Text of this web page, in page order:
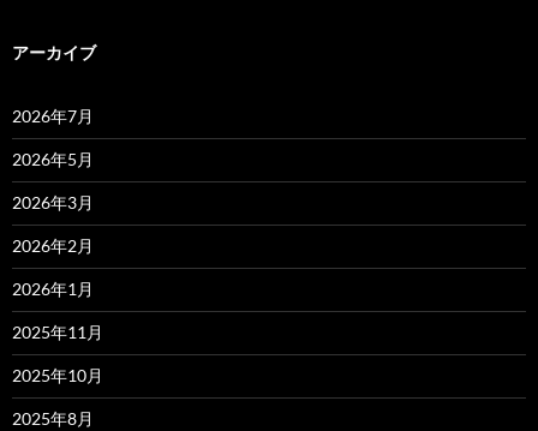
アーカイブ
2026年7月
2026年5月
2026年3月
2026年2月
2026年1月
2025年11月
2025年10月
2025年8月